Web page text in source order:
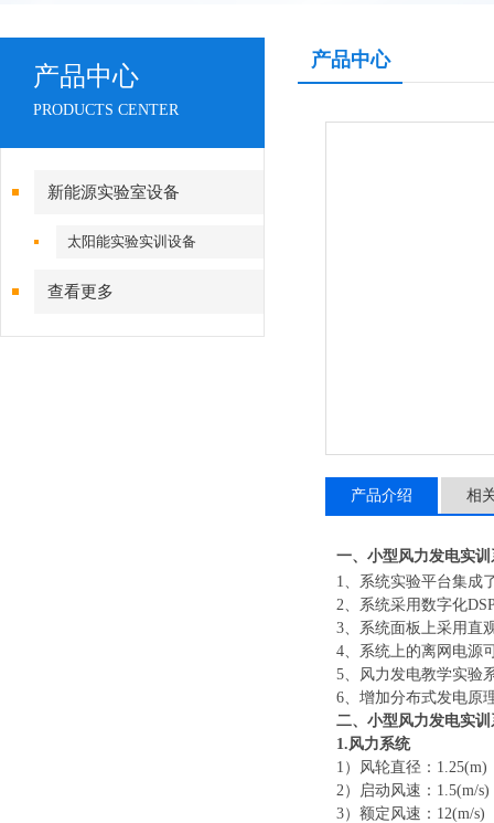
产品中心
PRODUCTS CENTER
新能源实验室设备
太阳能实验实训设备
查看更多
产品中心
产品介绍 相
一、小型风力发电实训
1、系统实验平台集成
2、系统采用数字化
3、系统面板上采用直
4、系统上的离网电源
5、风力发电教学实验
6、增加分布式发电原
二、 小型风力发电实训
1.风力系统
1）风轮直径：1.25(m)
2）启动风速：1.5(m/s)
3）额定风速：12(m/s)